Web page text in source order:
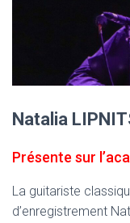
Natalia
Présente sur
La guitariste
d’enregistrement